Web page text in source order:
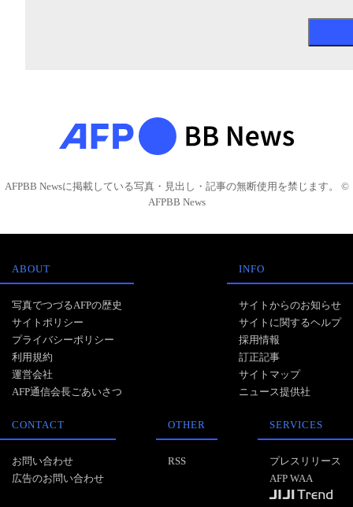
AFPBB Newsに掲載している写真・見出し・記事の無断使用を禁じます。 ©
AFPBB News
ABOUT
写真でつづるAFPの歴史
サイトポリシー
プライバシーポリシー
利用規約
運営会社
AFP通信会長ごあいさつ
INFO
サイトからのお知らせ
サイトに関するヘルプ
採用情報
訂正記事
サイトマップ
ニュース提供社
CONTACT
お問い合わせ
広告のお問い合わせ
OTHER
RSS
SERVICES
プレスリリース
AFP WAA